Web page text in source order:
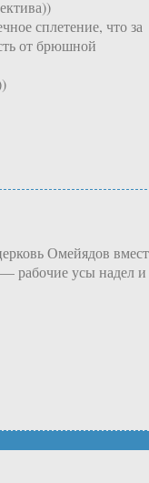
сплетение, что за
от брюшной
Омейядов
рабочие усы надел и